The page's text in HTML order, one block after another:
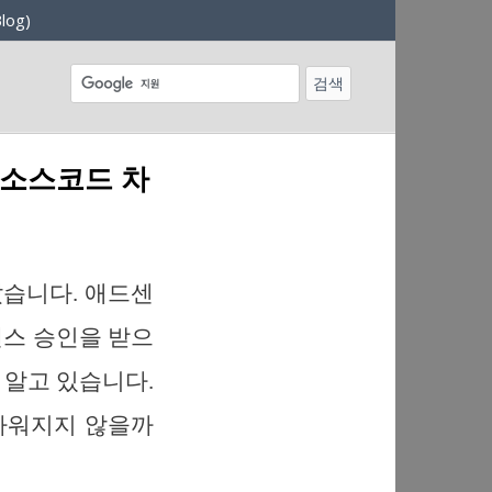
스코드 차
니다. 애드센
승인을 받으
고 있습니다.
지지 않을까